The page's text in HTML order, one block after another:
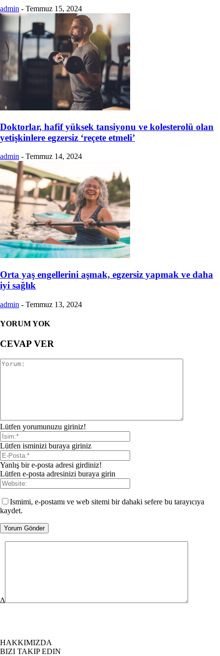
admin - Temmuz 15, 2024
Doktorlar, hafif yüksek tansiyonu ve kolesterolü olan
yetişkinlere egzersiz ‘reçete etmeli’
admin - Temmuz 14, 2024
Orta yaş engellerini aşmak, egzersiz yapmak ve daha
iyi sağlık
admin - Temmuz 13, 2024
YORUM YOK
CEVAP VER
Lütfen yorumunuzu giriniz!
Lütfen isminizi buraya giriniz
Yanlış bir e-posta adresi girdiniz!
Lütfen e-posta adresinizi buraya girin
Ismimi, e-postamı ve web sitemi bir dahaki sefere bu tarayıcıya
kaydet.
Δ
HAKKIMIZDA
BIZI TAKIP EDIN